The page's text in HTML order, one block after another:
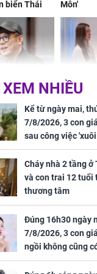
biển Thái
Môn'
lên tiếng
thay tim,
minh sức
Cô gái bị
mắt,
đối
đỏ mặt
hành cùng
Trì, Địch Lệ
bá
NHIỀU
Kể từ ngày mai,
7/8/2026, 3 con
sau công việc
mái', tiền tài 'thu
tình duyên viên
Cháy nhà 2 tầng ở
và con trai 12 tuổi
thương tâm
Đúng 16h30 ngày
7/8/2026, 3 con
ngồi không cũng
đầu, vừa tránh